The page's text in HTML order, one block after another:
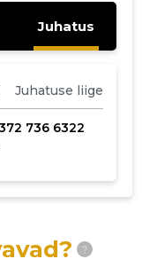
Juhatus
Juhatuse liige
736 6322
?